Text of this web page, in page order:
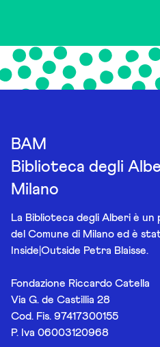
BAM
Biblioteca degli
Milano
La Biblioteca degli Alberi è
del Comune di Milano ed è
Inside|Outside Petra Blaisse.
Fondazione Riccardo Catella
Via G. de Castillia 28
Cod. Fis. 97417300155
P. Iva 06003120968